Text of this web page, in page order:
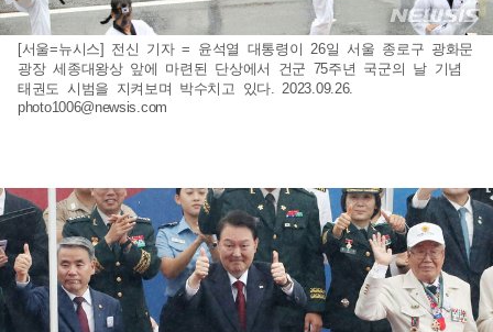
[서울=뉴시스] 전신 기자 = 윤석열 대통령이 26일 서울 종로구 광화문
광장 세종대왕상 앞에 마련된 단상에서 건군 75주년 국군의 날 기념
태권도 시범을 지켜보며 박수치고 있다. 2023.09.26.
photo1006@newsis.com